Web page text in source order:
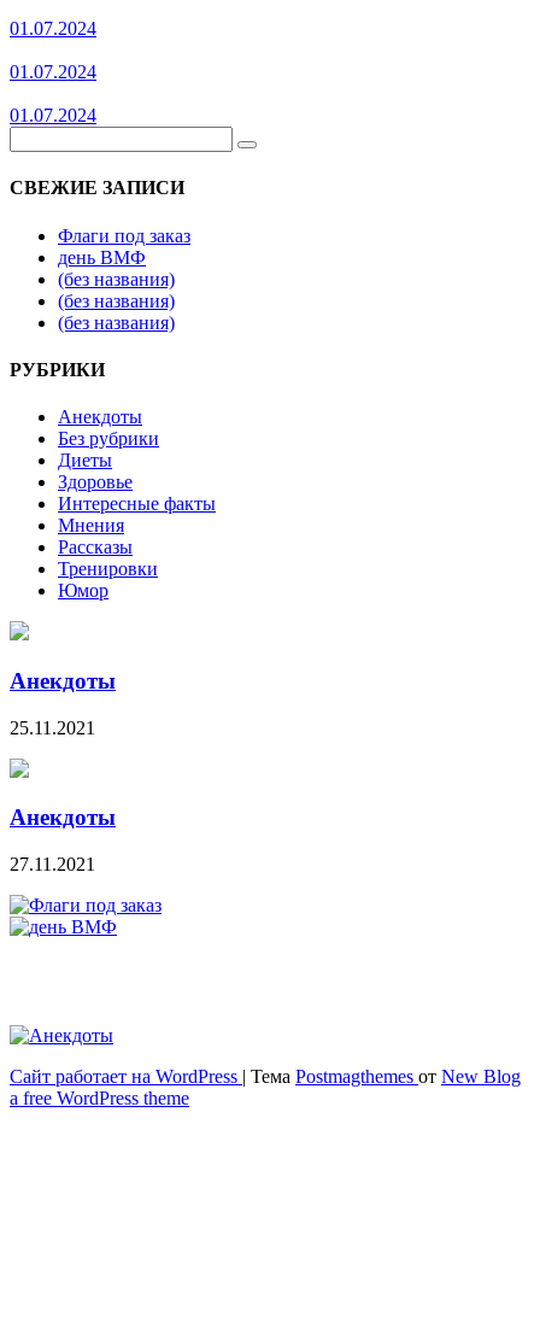
01.07.2024
01.07.2024
01.07.2024
СВЕЖИЕ ЗАПИСИ
Флаги под заказ
день ВМФ
(без названия)
(без названия)
(без названия)
РУБРИКИ
Анекдоты
Без рубрики
Диеты
Здоровье
Интересные факты
Мнения
Рассказы
Тренировки
Юмор
Анекдоты
25.11.2021
Анекдоты
27.11.2021
Весёлый и здоровый образ жизни
Сайт работает на WordPress | Тема Postmagthemes от New Blog
a free WordPress theme